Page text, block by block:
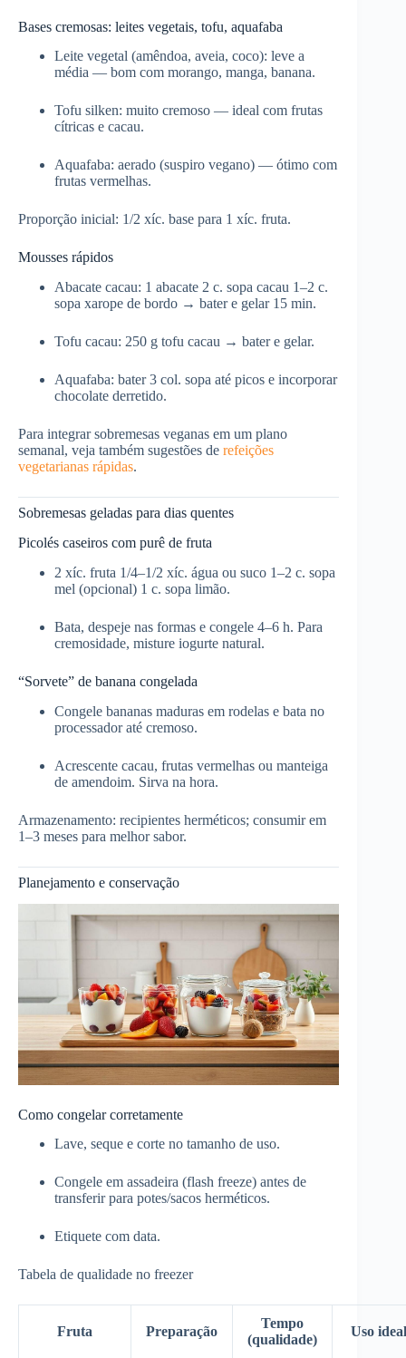
Bases cremosas: leites vegetais, tofu, aquafaba
Leite vegetal (amêndoa, aveia, coco): leve a
média — bom com morango, manga, banana.
Tofu silken: muito cremoso — ideal com frutas
cítricas e cacau.
Aquafaba: aerado (suspiro vegano) — ótimo com
frutas vermelhas.
Proporção inicial: 1/2 xíc. base para 1 xíc. fruta.
Mousses rápidos
Abacate cacau: 1 abacate 2 c. sopa cacau 1–2 c.
sopa xarope de bordo → bater e gelar 15 min.
Tofu cacau: 250 g tofu cacau → bater e gelar.
Aquafaba: bater 3 col. sopa até picos e incorporar
chocolate derretido.
Para integrar sobremesas veganas em um plano
semanal, veja também sugestões de refeições
vegetarianas rápidas.
Sobremesas geladas para dias quentes
Picolés caseiros com purê de fruta
2 xíc. fruta 1/4–1/2 xíc. água ou suco 1–2 c. sopa
mel (opcional) 1 c. sopa limão.
Bata, despeje nas formas e congele 4–6 h. Para
cremosidade, misture iogurte natural.
“Sorvete” de banana congelada
Congele bananas maduras em rodelas e bata no
processador até cremoso.
Acrescente cacau, frutas vermelhas ou manteiga
de amendoim. Sirva na hora.
Armazenamento: recipientes herméticos; consumir em
1–3 meses para melhor sabor.
Planejamento e conservação
Como congelar corretamente
Lave, seque e corte no tamanho de uso.
Congele em assadeira (flash freeze) antes de
transferir para potes/sacos herméticos.
Etiquete com data.
Tabela de qualidade no freezer
Fruta Preparação
Tempo
(qualidade)
Uso ideal